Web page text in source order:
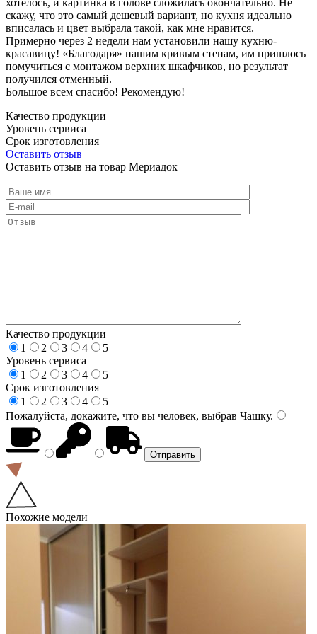
скажу, что это самый дешевый вариант, но кухня идеально
вписалась и цвет выбрала такой, как мне нравится.
Примерно через 2 недели нам установили нашу кухню-
красавицу! «Благодаря» нашим кривым стенам, им пришлось
помучиться с монтажом верхних шкафчиков, но результат
получился отменный.
Большое всем спасибо! Рекомендую!
Качество продукции
Уровень сервиса
Срок изготовления
Оставить отзыв
Оставить отзыв на товар Мериадок
Качество продукции
1
2 3 4
5
Уровень сервиса
1
2 3 4
5
Срок изготовления
1
2 3 4
5
Пожалуйста, докажите, что вы человек, выбрав Чашку.
Похожие модели